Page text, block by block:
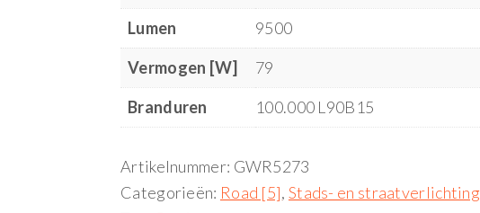
Lumen
9500
Vermogen [W]
79
Branduren
100.000 L90B15
Artikelnummer: GWR5273
Categorieën: Road [5], Stads- en straatverlichting